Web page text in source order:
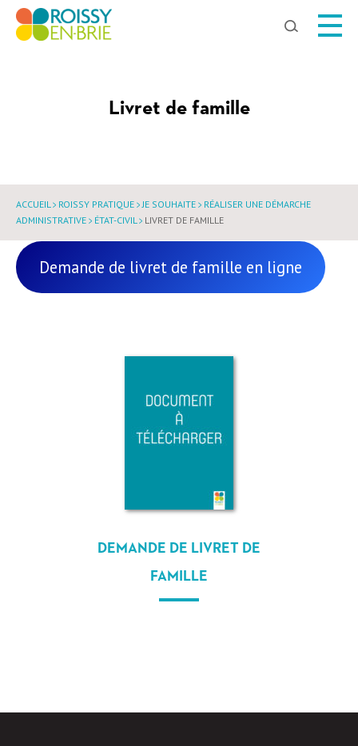
Chercher
Livret de famille
ACCUEIL ROISSY PRATIQUE JE SOUHAITE
RÉALISER UNE DÉMARCHE
ADMINISTRATIVE
ÉTAT-CIVIL LIVRET DE FAMILLE
Demande de livret de famille en ligne
DEMANDE DE LIVRET DE
FAMILLE